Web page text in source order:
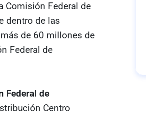
Comisión Federal de
dentro de las
de 60 millones de
Federal de
Federal de
Centro